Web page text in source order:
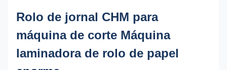
Rolo de jornal CHM para
máquina de corte Máquina
laminadora de rolo de papel